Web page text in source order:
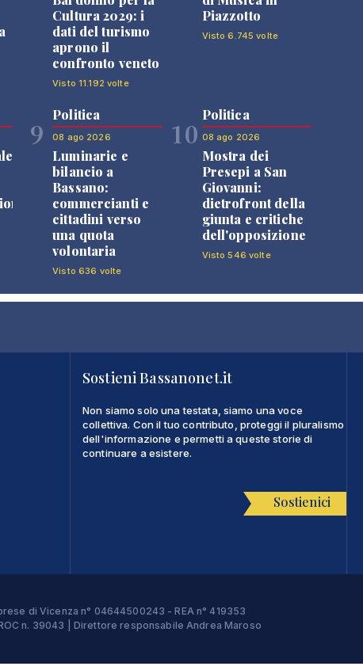
Cultura 2029: i
dati del turismo
aprono il
confronto veneto
Visto 11.192 volte
Piazzotto
Visto 6.745 volte
9
Politica
08 ago 2026
Luminarie e
bilancio a
Bassano:
commercianti e
cittadini verso
una quota
volontaria
Visto 636 volte
10
Politica
08 ago 2026
Mostra dei
Presepi a San
Giovanni:
dietrofront della
giunta e critiche
dell'opposizione
Visto 546 volte
Sostieni Bassanonet.it
Non siamo solo una testata, siamo una voce
collettiva. Con il tuo contributo, proteggi il pluralismo
dell'informazione e permetti a queste storie di
continuare a esistere.
Sostienici
di Vicenza n° 04644500243 - REA n° 419353
n. 39043 | Direttore responsabile Andrea Maroso